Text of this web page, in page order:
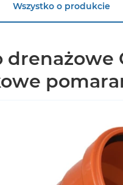
Wszystko o produkcie
drenażowe